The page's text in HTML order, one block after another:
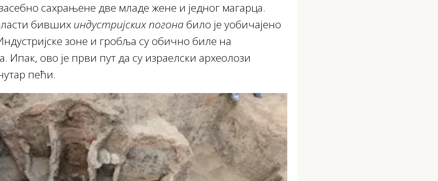
сахрањене две младе жене и једног магарца.
бивших индустријских погона било је уобичајено
зоне и гробља су обично биле на
Ипак, ово је први пут да су израелски археолози
пећи.